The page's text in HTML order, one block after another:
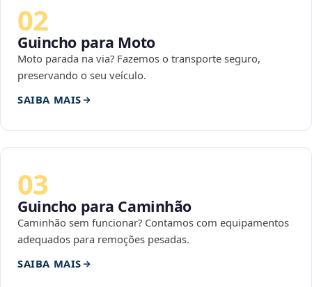
02
Guincho para Moto
Moto parada na via? Fazemos o transporte seguro,
preservando o seu veículo.
SAIBA MAIS
03
Guincho para Caminhão
Caminhão sem funcionar? Contamos com equipamentos
adequados para remoções pesadas.
SAIBA MAIS